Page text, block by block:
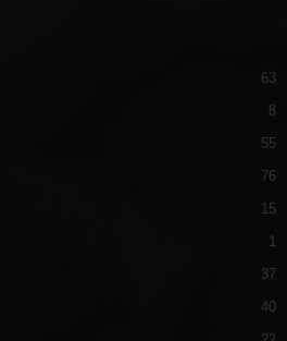
63
8
55
76
15
1
37
40